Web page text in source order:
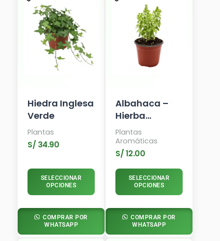
Hiedra Inglesa
Verde
Plantas
S/ 34.90
SELECCIONAR
OPCIONES
COMPRAR POR
WHATSAPP
Albahaca –
Hierba
Aromática
Plantas
Aromáticas
S/12.00
SELECCIONAR
OPCIONES
COMPRAR POR
WHATSAPP